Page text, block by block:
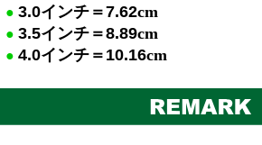
3.0イ ンチ＝7.62cm
3.5イ ンチ＝8.89cm
4.0イ ンチ＝ 10.16cm